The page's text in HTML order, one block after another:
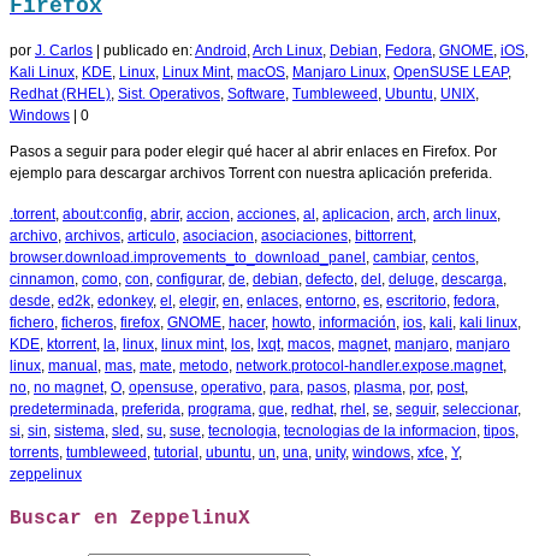
Firefox
por J. Carlos publicado en:Android ,Arch Linux, Debian, Fedora, GNOME, iOS,
Kali Linux, KDE, Linux, Linux Mint, macOS, Manjaro Linux, OpenSUSE LEAP,
Redhat (RHEL), Sist. Operativos, Software, Tumbleweed , Ubuntu, UNIX,
Windows
0
Pasos a seguir para poder elegir qué hacer al abrir enlaces en Firefox. Por
ejemplo para descargar archivos Torrent con nuestra aplicación preferida.
.torrent, about:config, abrir, accion, acciones, al , aplicacion, arch, arch linux,
archivo, archivos, articulo, asociacion, asociaciones, bittorrent,
browser.download.improvements_to_download_panel , cambiar, centos,
cinnamon, como, con, configurar, de, debian, defecto, del , deluge, descarga,
desde, ed2k, edonkey, el , elegir, en, enlaces, entorno, es, escritorio, fedora,
fichero, ficheros, firefox, GNOME, hacer, howto, información, ios, kali, kali linux,
KDE, ktorrent, la, linux, linux mint, los, lxqt, macos, magnet, manjaro, manjaro
linux, manual , mas, mate, metodo, network.protocol-handler.expose.magnet,
no, no magnet, O, opensuse, operativo, para, pasos, plasma, por, post,
predeterminada, preferida, programa, que, redhat, rhel , se, seguir, seleccionar,
si, sin, sistema, sled , su, suse, tecnologia, tecnologias de la informacion, tipos,
torrents, tumbleweed , tutorial , ubuntu, un, una, unity, windows, xfce, Y,
zeppelinux
Buscar en ZeppelinuX